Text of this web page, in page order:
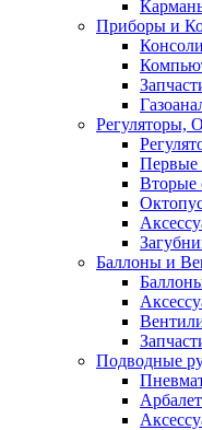
Приборы и
Регуляторы,
Первые
Вторые
Баллоны и
Подводные